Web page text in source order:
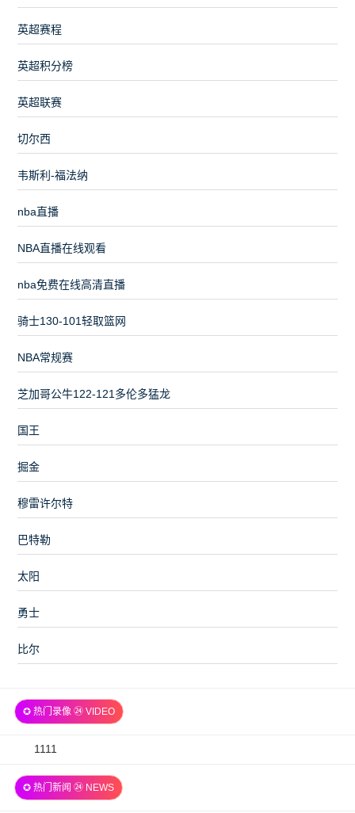
英超赛程
英超积分榜
英超联赛
切尔西
韦斯利-福法纳
nba直播
NBA直播在线观看
nba免费在线高清直播
骑士130-101轻取篮网
NBA常规赛
芝加哥公牛122-121多伦多猛龙
国王
掘金
穆雷许尔特
巴特勒
太阳
勇士
比尔
✪ 热门录像 ㉔ VIDEO
2026-
06
1111
✪ 热门新闻 ㉔ NEWS